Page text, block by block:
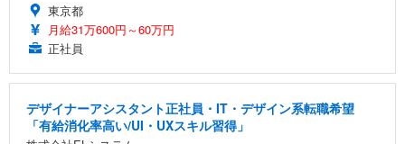
東京都
月給31万600円～60万円
正社員
デザイナーアシスタント正社員・IT・デザイン系転職希望
「有給消化率高い/UI・UXスキル習得」